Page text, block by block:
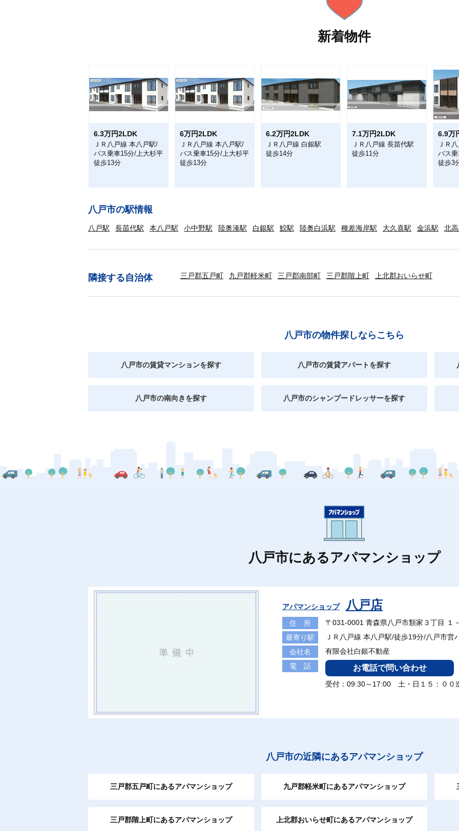
新着物件
6.3万円2LDK
ＪＲ八戸線 本八戸駅/
バス乗車15分/上大杉平
徒歩13分
6万円2LDK
ＪＲ八戸線 本八戸駅/
バス乗車15分/上大杉平
徒歩13分
6.2万円2LDK
ＪＲ八戸線 白銀駅
徒歩14分
7.1万円2LDK
ＪＲ八戸線 長苗代駅
徒歩11分
6.9万
ＪＲ
バス
徒歩3
八戸市の駅情報
八戸駅 長苗代駅 本八戸駅 小中野駅 陸奥湊駅 白銀駅 鮫駅 陸奥白浜駅 種差海岸駅 大久喜駅 金浜駅 北
隣接する自治体 三戸郡五戸町 九戸郡軽米町 三戸郡南部町 三戸郡階上町 上北郡おいらせ町
八戸市の物件探しならこちら
八戸市の賃貸マンションを探す 八戸市の賃貸アパートを探す
八戸市の南向きを探す 八戸市のシャンプードレッサーを探す
八戸市にあるアパマンショップ
アパマンショップ 八戸店
住 所
〒031-0001 青森県八戸市類家３丁目 １
最寄り駅
ＪＲ八戸線 本八戸駅/徒歩19分/八戸市
会社名
有限会社白銀不動産
電 話
お電話で問い合わせ
受付：09:30～17:00 土・日１５：００
八戸市の近隣にあるアパマンショップ
三戸郡五戸町にあるアパマンショップ 九戸郡軽米町にあるアパマンショップ
三戸郡階上町にあるアパマンショップ 上北郡おいらせ町にあるアパマンショップ